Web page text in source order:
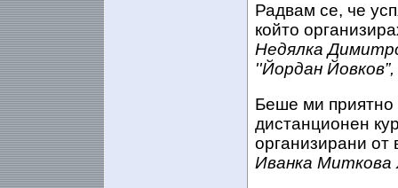
Радвам се, че
който
Недялка
''Йордан
Беше ми приятно
дистанционен
организирани от
Иванка Миткова